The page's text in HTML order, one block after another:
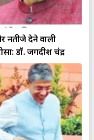
नतीजे देने वाली
डॉ. जगदीश चंद्र